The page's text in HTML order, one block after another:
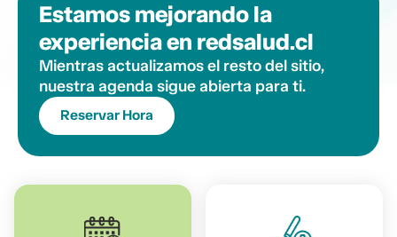
Estamos mejorando la
experiencia en redsalud.cl
Mientras actualizamos el resto del sitio,
nuestra agenda sigue abierta para ti.
Reservar Hora